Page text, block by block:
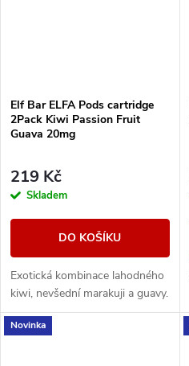
Elf Bar ELFA Pods cartridge
2Pack Kiwi Passion Fruit
Guava 20mg
219 Kč
Skladem
DO KOŠÍKU
Exotická kombinace lahodného
kiwi, nevšední marakuji a guavy.
Novinka